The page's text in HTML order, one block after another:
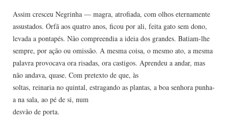
Assim cresceu Negrinha — magra, atrofiada, com olhos eternamente
assustados. Órfã aos quatro anos, ficou por ali, feita gato sem dono,
levada a pontapés. Não compreendia a ideia dos grandes. Batiam-lhe
sempre, por ação ou omissão. A mesma coisa, o mesmo ato, a mesma
palavra provocava ora risadas, ora castigos. Aprendeu a andar, mas
não andava, quase. Com pretexto de que, às
soltas, reinaria no quintal, estragando as plantas, a boa senhora punha-
a na sala, ao pé de si, num
desvão de porta.